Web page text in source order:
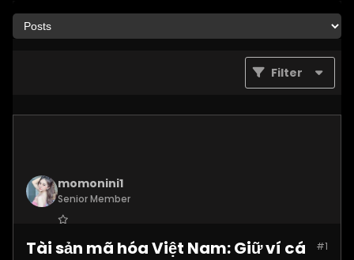
Filter
momonini1
Senior Member
Posts:5399 #1
Tài sản mã hóa Việt Nam: Giữ ví cá